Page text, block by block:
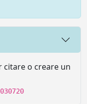
citare o creare un